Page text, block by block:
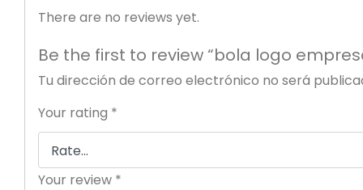
There are no reviews yet.
Be the first to review “bola logo
Tu dirección de correo electrónico no será
Your rating *
Your review *
Datos
Eurorremate
con correo
incluyen en
La recogida